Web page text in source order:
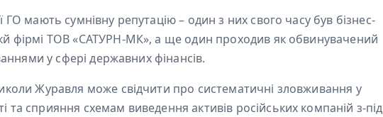
ГО мають сумнівну репутацію – один з них свого часу був бізнес-
фірмі ТОВ «САТУРН-МК», а ще один проходив як обвинувачений
у сфері державних фінансів.
Журавля може свідчити про систематичні зловживання у
сприяння схемам виведення активів російських компаній з-під